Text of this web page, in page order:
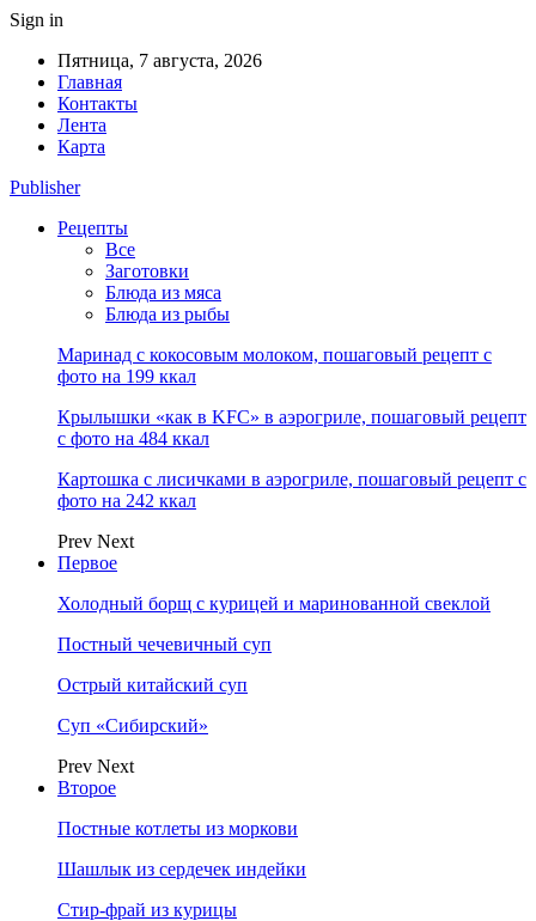
Sign in
Пятница, 7 августа, 2026
Главная
Контакты
Лента
Карта
Publisher
Рецепты
Все
Заготовки
Блюда из мяса
Блюда из рыбы
Маринад с кокосовым молоком, пошаговый рецепт с
фото на 199 ккал
Крылышки «как в KFC» в аэрогриле, пошаговый рецепт
с фото на 484 ккал
Картошка с лисичками в аэрогриле, пошаговый рецепт с
фото на 242 ккал
Prev Next
Первое
Холодный борщ с курицей и маринованной свеклой
Постный чечевичный суп
Острый китайский суп
Суп «Сибирский»
Prev Next
Второе
Постные котлеты из моркови
Шашлык из сердечек индейки
Стир-фрай из курицы